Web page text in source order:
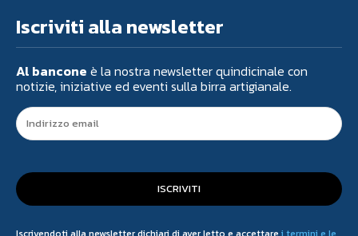
Iscriviti alla newsletter
Al bancone è la nostra newsletter quindicinale con
notizie, iniziative ed eventi sulla birra artigianale.
ISCRIVITI